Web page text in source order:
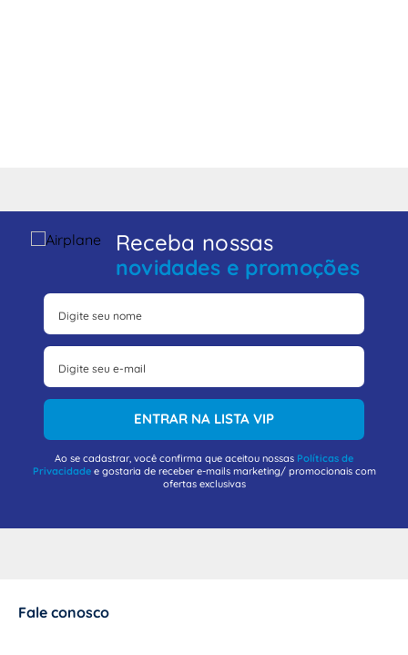
Receba nossas
novidades e promoções
ENTRAR NA LISTA VIP
Ao se cadastrar, você confirma que aceitou nossas Políticas de
Privacidadee gostaria de receber e-mails marketing/ promocionais com
ofertas exclusivas
Fale conosco